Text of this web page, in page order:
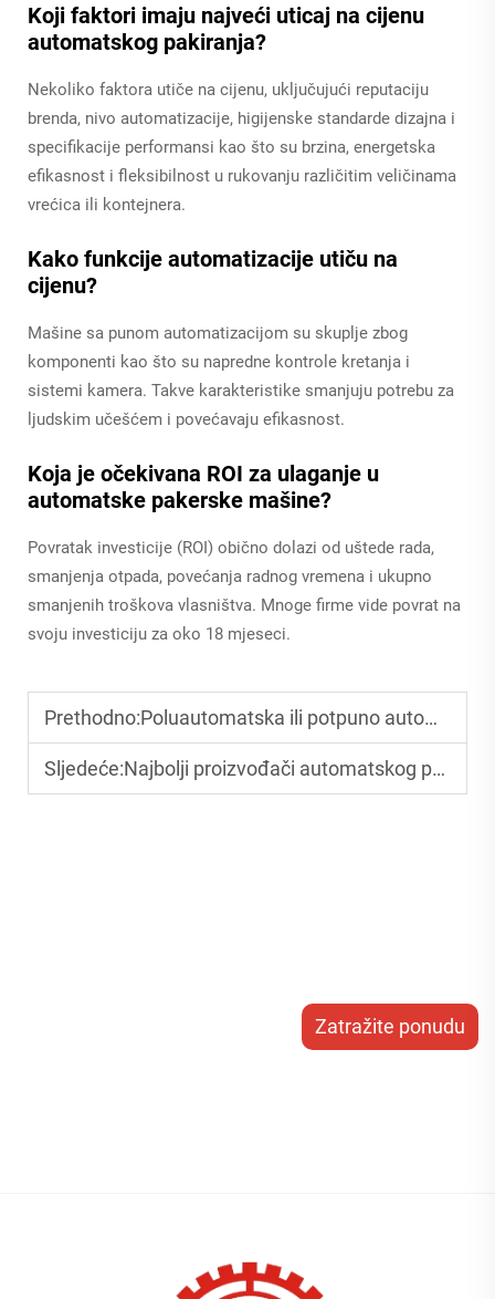
Koji faktori imaju najveći uticaj na cijenu
automatskog pakiranja?
Nekoliko faktora utiče na cijenu, uključujući reputaciju
brenda, nivo automatizacije, higijenske standarde dizajna i
specifikacije performansi kao što su brzina, energetska
efikasnost i fleksibilnost u rukovanju različitim veličinama
vrećica ili kontejnera.
Kako funkcije automatizacije utiču na
cijenu?
Mašine sa punom automatizacijom su skuplje zbog
komponenti kao što su napredne kontrole kretanja i
sistemi kamera. Takve karakteristike smanjuju potrebu za
ljudskim učešćem i povećavaju efikasnost.
Koja je očekivana ROI za ulaganje u
automatske pakerske mašine?
Povratak investicije (ROI) obično dolazi od uštede rada,
smanjenja otpada, povećanja radnog vremena i ukupno
smanjenih troškova vlasništva. Mnoge firme vide povrat na
svoju investiciju za oko 18 mjeseci.
Prethodno:Poluautomatska ili potpuno automatska mašina za pakovanje: koju kupiti?
Sljedeće:Najbolji proizvođači automatskog pakiranja u Kini (2025 izdanje)
Zatražite ponudu